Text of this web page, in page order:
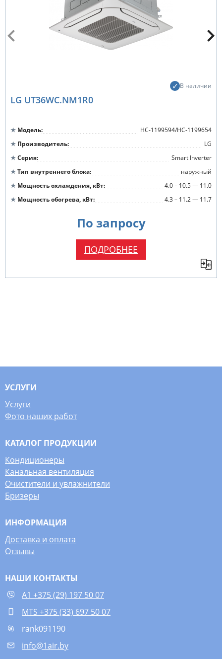
В наличии
LG UT36WC.NM1R0
Модель
НС-1199594/НС-1199654
Производитель
LG
Серия
Smart Inverter
Тип внутреннего блока
наружный
Мощность охлаждения, кВт
4.0 – 10.5 — 11.0
Мощность обогрева, кВт
4.3 – 11.2 — 11.7
По запросу
ПОДРОБНЕЕ
УСЛУГИ
Услуги
Фото наших работ
КАТАЛОГ ПРОДУКЦИИ
Кондиционеры
Канальная вентиляция
Очистители и увлажнители
Бризеры
ИНФОРМАЦИЯ
Доставка и оплата
Отзывы
НАШИ КОНТАКТЫ
A1 +375 (29) 197 50 07
MTS +375 (33) 697 50 07
rank091190
info@1air.by